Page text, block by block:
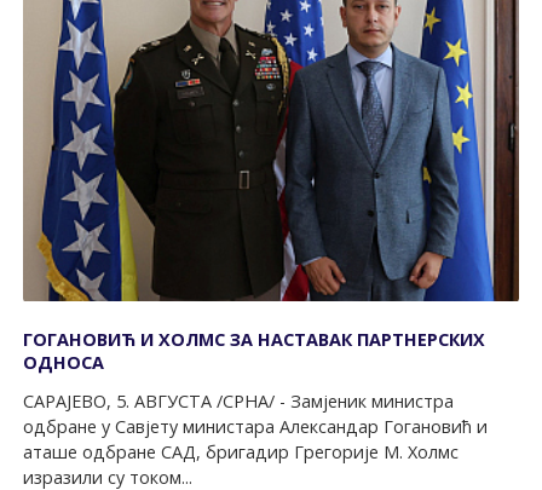
ГОГАНОВИЋ И ХОЛМС ЗА НАСТАВАК ПАРТНЕРСКИХ
ОДНОСА
САРАЈЕВО, 5. АВГУСТА /СРНА/ - Замјеник министра
одбране у Савјету министара Александар Гогановић и
аташе одбране САД, бригадир Грегорије М. Холмс
изразили су током...